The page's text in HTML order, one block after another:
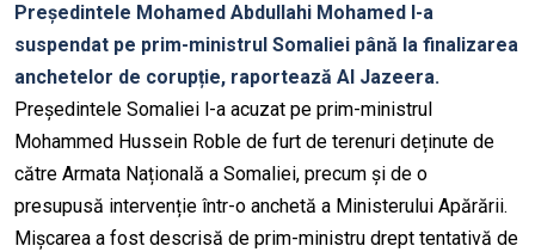
Președintele Mohamed Abdullahi Mohamed l-a
suspendat pe prim-ministrul Somaliei până la finalizarea
anchetelor de corupție, raportează Al Jazeera.
Președintele Somaliei l-a acuzat pe prim-ministrul
Mohammed Hussein Roble de furt de terenuri deținute de
către Armata Națională a Somaliei, precum și de o
presupusă intervenție într-o anchetă a Ministerului Apărării.
Mișcarea a fost descrisă de prim-ministru drept tentativă de